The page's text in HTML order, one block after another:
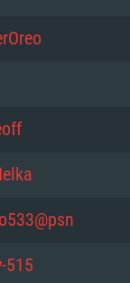
10
GHz 듀얼
DirectX 11
OS Big
2.2 GHz
Linux 중
GHz 듀얼코
Vulkan 을
515